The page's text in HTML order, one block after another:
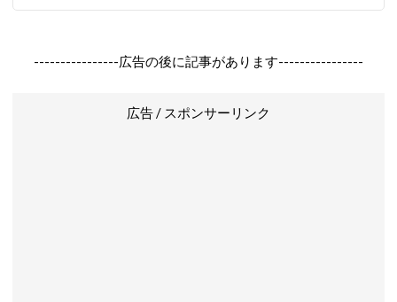
----------------広告の後に記事があります----------------
広告 / スポンサーリンク